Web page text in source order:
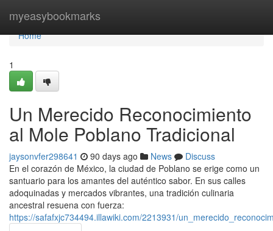
myeasybookmarks
Home
Home
1
Un Merecido Reconocimiento
al Mole Poblano Tradicional
jaysonvfer298641 90 days ago News
Discuss
En el corazón de México, la ciudad de Poblano se erige como un
santuario para los amantes del auténtico sabor. En sus calles
adoquinadas y mercados vibrantes, una tradición culinaria
ancestral resuena con fuerza:
https://safafxjc734494.illawiki.com/2213931/